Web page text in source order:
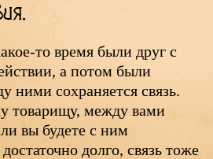
то время были друг с
а потом были
ними сохраняется связь.
товарищу, между вами
вы будете с ним
долго, связь тоже